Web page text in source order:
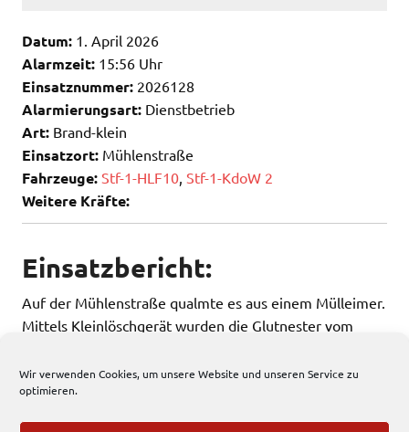
Wir verwenden Cookies, um unsere Website und unseren Service zu
optimieren.
Datum: 1. April 2026
Alarmzeit: 15:56 Uhr
Einsatznummer: 2026128
Alarmierungsart: Dienstbetrieb
Art: Brand-klein
Einsatzort: Mühlenstraße
Fahrzeuge: Stf-1-HLF10 Stf-1-KdoW 2
Weitere Kräfte:
Einsatzbericht:
Auf der Mühlenstraße qualmte es aus einem Mülleimer.
Mittels Kleinlöschgerät wurden die Glutnester vom
205 total views